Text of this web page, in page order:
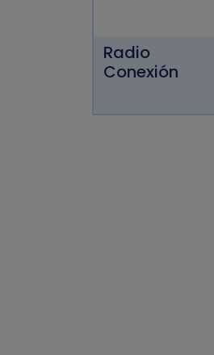
Radio
Conexión